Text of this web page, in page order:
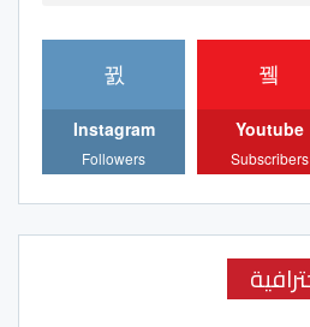
Youtube
Subscribers
Instagram
Followers